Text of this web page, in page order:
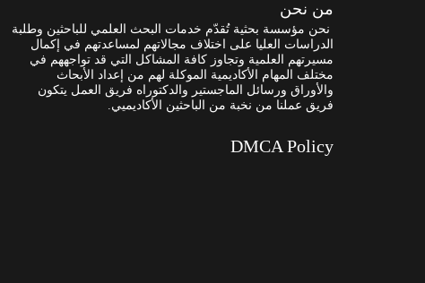
من نحن
نحن مؤسسة بحثية تُقدّم خدمات البحث العلمي للباحثين وطلبة
الدراسات العليا على اختلاف مجالاتهم لمساعدتهم في إكمال
مسيرتهم العلمية وتجاوز كافة المشاكل التي قد تواجههم في
مختلف المهام الأكاديمية الموكلة لهم من إعداد الأبحاث
والأوراق ورسائل الماجستير والدكتوراه فريق العمل يتكون
فريق عملنا من نخبة من الباحثين الأكاديميي.
DMCA Policy